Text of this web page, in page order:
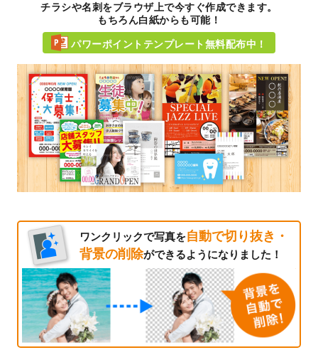
チラシや名刺をブラウザ上で今すぐ作成できます。
もちろん白紙からも可能！
パワーポイントテンプレート無料配布中！
ワンクリックで写真を自動で切り抜き・
背景の削除ができるようになりました！